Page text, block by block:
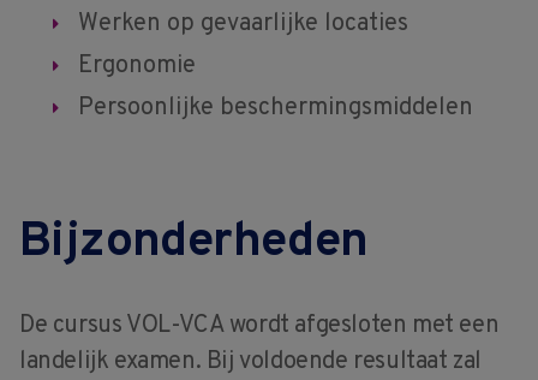
Werken op gevaarlijke locaties
Ergonomie
Persoonlijke beschermingsmiddelen
Bijzonderheden
De cursus VOL-VCA wordt afgesloten met een
landelijk examen. Bij voldoende resultaat zal